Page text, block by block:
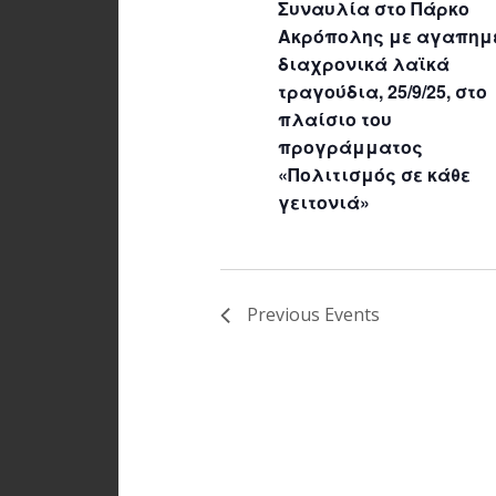
Συναυλία στο Πάρκο
Ακρόπολης με
διαχρονικά λαϊκά
τραγούδια, 25/9/25, στο
πλαίσιο του
προγράμματος
«Πολιτισμός σε κάθε
γειτονιά»
Previous Events